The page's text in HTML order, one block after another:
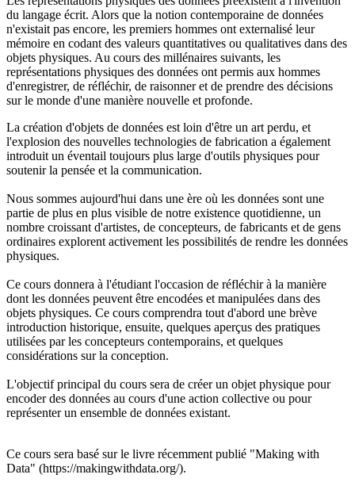
du langage écrit. Alors que la notion contemporaine de données
n'existait pas encore, les premiers hommes ont externalisé leur
mémoire en codant des valeurs quantitatives ou qualitatives dans des
objets physiques. Au cours des millénaires suivants, les
représentations physiques des données ont permis aux hommes
d'enregistrer, de réfléchir, de raisonner et de prendre des décisions
sur le monde d'une manière nouvelle et profonde.
La création d'objets de données est loin d'être un art perdu, et
l'explosion des nouvelles technologies de fabrication a également
introduit un éventail toujours plus large d'outils physiques pour
soutenir la pensée et la communication.
Nous sommes aujourd'hui dans une ère où les données sont une
partie de plus en plus visible de notre existence quotidienne, un
nombre croissant d'artistes, de concepteurs, de fabricants et de gens
ordinaires explorent activement les possibilités de rendre les données
physiques.
Ce cours donnera à l'étudiant l'occasion de réfléchir à la manière
dont les données peuvent être encodées et manipulées dans des
objets physiques. Ce cours comprendra tout d'abord une brève
introduction historique, ensuite, quelques aperçus des pratiques
utilisées par les concepteurs contemporains, et quelques
considérations sur la conception.
L'objectif principal du cours sera de créer un objet physique pour
encoder des données au cours d'une action collective ou pour
représenter un ensemble de données existant.
Ce cours sera basé sur le livre récemment publié "Making with
Data" (https://makingwithdata.org/).